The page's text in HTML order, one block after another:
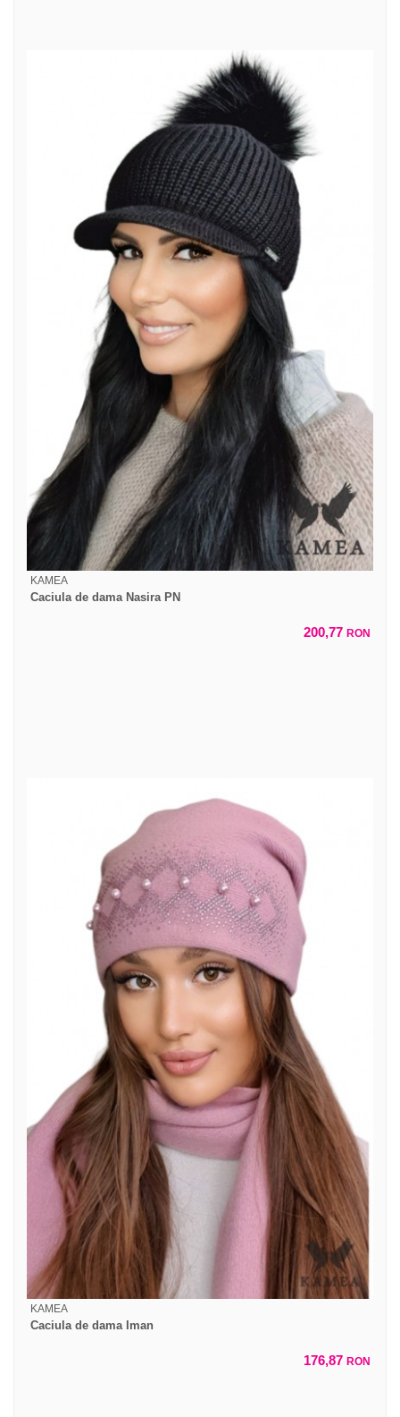
KAMEA
Caciula de dama Nasira PN
200,77 RON
KAMEA
Caciula de dama Iman
176,87 RON